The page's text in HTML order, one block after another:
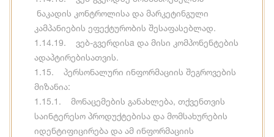
ნაკადის კონტროლისა და მარკეტინგული
კამპანიების ეფექტურობის შესაფასებლად.
1.14.19. ვებ-გვერდისa და მისი კომპონენტების
ადაპტირებისათვის.
1.15. პერსონალური ინფორმაციის შეგროვების
მიზანია:
1.15.1. მონაცემების განახლება, თქვენთვის
საინტერესო პროდუქტებისა და მომსახურების
იდენტიფიცირება და ამ ინფორმაციის